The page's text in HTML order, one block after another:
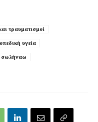
τραυματισμοί
υγεία
σωλήναω